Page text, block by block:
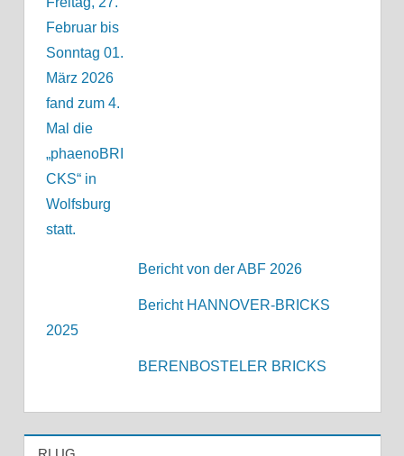
Bericht von der ABF 2026
Bericht HANNOVER-BRICKS
2025
BERENBOSTELER BRICKS